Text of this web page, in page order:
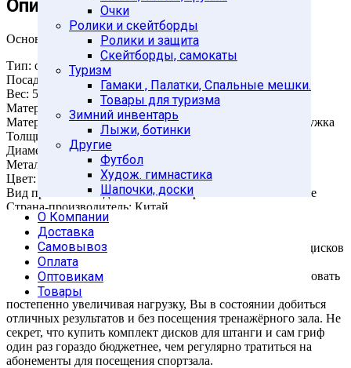
Очки
Ролики и скейтборды
Ролики и защита
Скейтборды, самокаты
Туризм
Гамаки , Палатки, Спальные мешки.
Товары для туризма
Зимний инвентарь
Лыжи, ботинки
Другие
Футбол
Худож. гимнастика
Шапочки, доски
О Компании
Доставка
Самовывоз
Оплата
Оптовикам
Товары
Описание
Основные характеристики
Тип: обрезиненный
Посадочный диаметр: 51мм
Вес: 5кг
Материал внешний: вулканизированный каучук
Материал внутренний: прессованная металлическая стружка
Толщина диска: 32мм
Диаметр диска: 228мм
Металлическая втулка: да
Цвет: черный
Вид применения: домашнее/коммерческое использование
Страна-производитель: Китай
Самым известным снарядом для силовых тренировок
являются штанги и наборные гантели. За счёт съёмных дисков
разного размера и массы Вы можете оптимизировать
собственную программу тренировки или с успехом следовать
той, что разработал тренер. Меняя “блины” на штанге и
постепенно увеличивая нагрузку, Вы в состоянии добиться
отличных результатов и без посещения тренажёрного зала. Не
секрет, что купить комплект дисков для штанги и сам гриф
один раз гораздо бюджетнее, чем регулярно тратиться на
абонементы для посещения спортзала.